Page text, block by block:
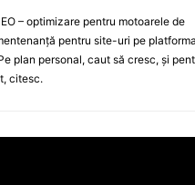
– optimizare pentru motoarele de
pentru site-uri pe platforma
plan personal, caut să cresc, și
citesc.